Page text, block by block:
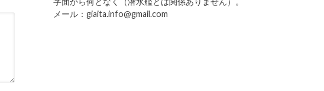
メール：giaita.info@gmail.com